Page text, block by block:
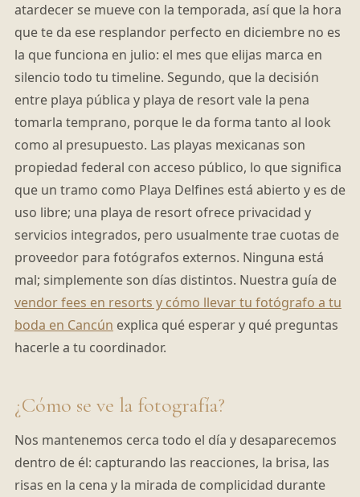
atardecer se mueve con la temporada, así que la hora
que te da ese resplandor perfecto en diciembre no es
la que funciona en julio: el mes que elijas marca en
silencio todo tu timeline. Segundo, que la decisión
entre playa pública y playa de resort vale la pena
tomarla temprano, porque le da forma tanto al look
como al presupuesto. Las playas mexicanas son
propiedad federal con acceso público, lo que significa
que un tramo como Playa Delfines está abierto y es de
uso libre; una playa de resort ofrece privacidad y
servicios integrados, pero usualmente trae cuotas de
proveedor para fotógrafos externos. Ninguna está
mal; simplemente son días distintos. Nuestra guía de
vendor fees en resorts y cómo llevar tu fotógrafo a tu
boda en Cancún explica qué esperar y qué preguntas
hacerle a tu coordinador.
¿Cómo se ve la fotografía?
Nos mantenemos cerca todo el día y desaparecemos
dentro de él: capturando las reacciones, la brisa, las
risas en la cena y la mirada de complicidad durante